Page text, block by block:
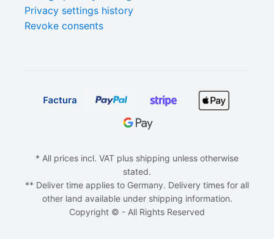
Privacy settings history
Revoke consents
* All prices incl. VAT plus shipping unless otherwise
stated.
** Deliver time applies to Germany. Delivery times for all
other land available under shipping information.
Copyright © - All Rights Reserved